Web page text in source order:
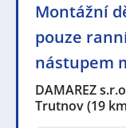
Montážní
pouze
nástupem
DAMAREZ
Trutnov(19